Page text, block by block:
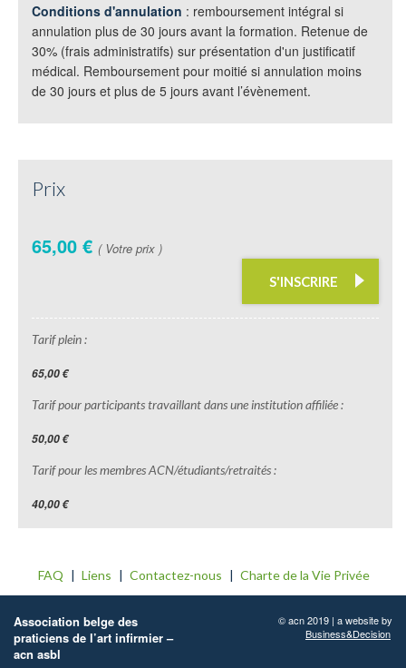
Conditions d'annulation : remboursement intégral si
annulation plus de 30 jours avant la formation. Retenue de
30% (frais administratifs) sur présentation d'un justificatif
médical. Remboursement pour moitié si annulation moins
de 30 jours et plus de 5 jours avant l’évènement.
Prix
65,00 € ( Votre prix )
S'INSCRIRE
Tarif plein :
65,00 €
Tarif pour participants travaillant dans une institution affiliée :
50,00 €
Tarif pour les membres ACN/étudiants/retraités :
40,00 €
FAQ Liens Contactez-nous Charte de la Vie Privée
Association belge des
praticiens de l’art infirmier –
acn asbl
© acn 2019 | a website by
Business&Decision